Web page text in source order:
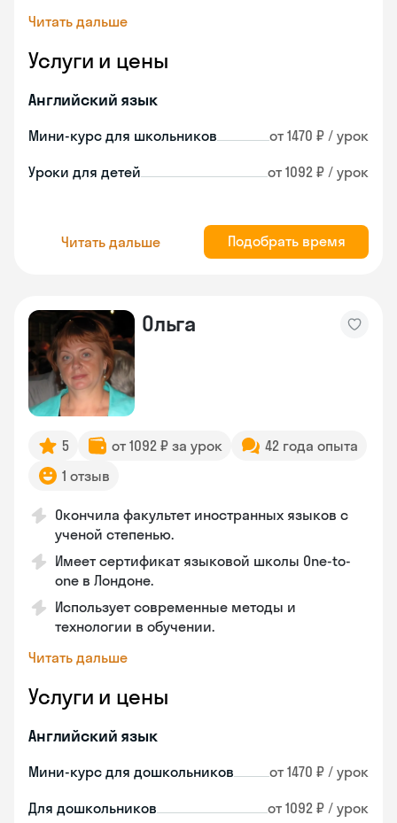
Читать дальше
Услуги и цены
Английский язык
Мини-курс для школьников от 1470 ₽ / урок
Уроки для детей от 1092 ₽ / урок
Читать дальше Подобрать время
Ольга
5 от 1092 ₽ за урок
42 года опыта
1 отзыв
Окончила факультет иностранных языков с
ученой степенью.
Имеет сертификат языковой школы One-to-
one в Лондоне.
Использует современные методы и
технологии в обучении.
Читать дальше
Услуги и цены
Английский язык
Мини-курс для дошкольников от 1470 ₽ / урок
Для дошкольников от 1092 ₽ / урок